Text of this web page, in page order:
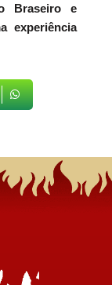
Braseiro e
experiência